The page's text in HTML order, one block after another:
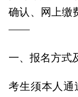
确认、网上缴
——
一、报名方式
考生须本人通